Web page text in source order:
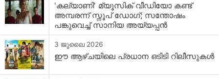
'കല്യാണി' മ്യൂസിക് വീഡിയോ കണ്ട്
അമ്പരന്ന് സ്നൂപ് ഡോഗ്; സന്തോഷം
പങ്കുവെച്ച് സാനിയ അയ്യപ്പൻ
3 ജൂലൈ 2026
ഈ ആഴ്ചയിലെ പ്രധാന ഒടിടി റിലീസുകൾ